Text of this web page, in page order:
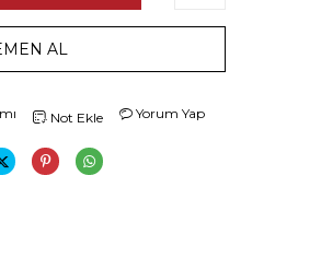
AL
Not Ekle Yorum Yap